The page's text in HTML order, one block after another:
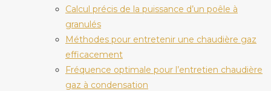
Calcul précis de la puissance d’un poêle à
granulés
Méthodes pour entretenir une chaudière gaz
efficacement
Fréquence optimale pour l’entretien chaudière
gaz à condensation